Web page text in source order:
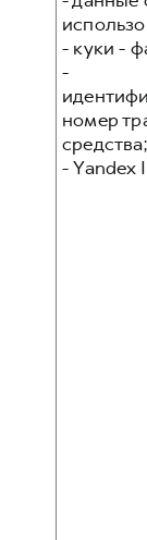
- куки -
-
номер
средства;
- Yandex